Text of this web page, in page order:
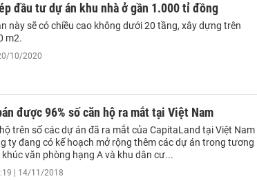
đầu tư dự án khu nhà ở gần 1.000 tỉ đồng
này sẽ có chiều cao không dưới 20 tầng, xây dựng trên
m2.
10/2020
được 96% số căn hộ ra mắt tại Việt Nam
trên số các dự án đã ra mắt của CapitaLand tại Việt Nam
ty đang có kế hoạch mở rộng thêm các dự án trong tương
khúc văn phòng hạng A và khu dân cư...
| 14/11/2018